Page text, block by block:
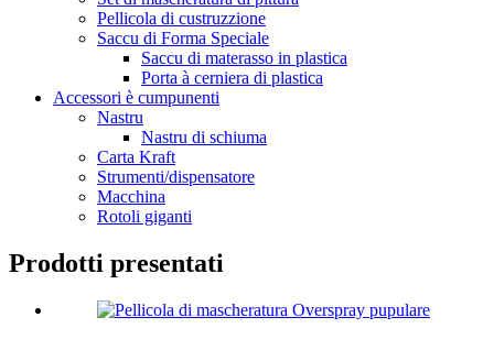
Pellicola di custruzzione
Saccu di Forma Speciale
Saccu di materasso in plastica
Porta à cerniera di plastica
Accessori è cumpunenti
Nastru
Nastru di schiuma
Carta Kraft
Strumenti/dispensatore
Macchina
Rotoli giganti
Prodotti presentati